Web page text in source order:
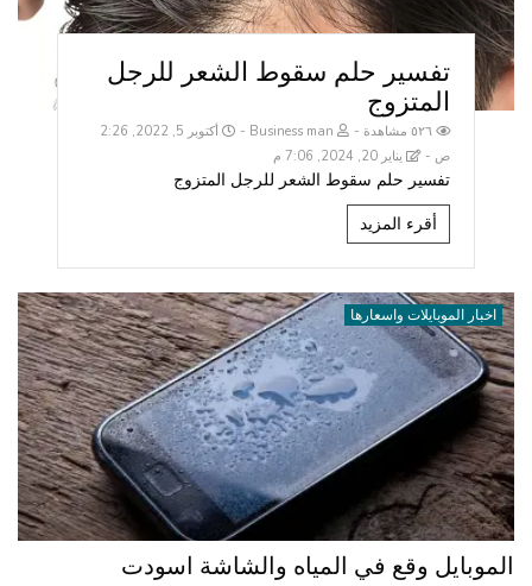
تفسير حلم سقوط الشعر للرجل
المتزوج
٥٢٦ مشاهدة
أكتوبر 5, 2022, 2:26
ص
يناير 20, 2024, 7:06 م
تفسير حلم سقوط الشعر للرجل المتزوج
أقرء المزيد
اخبار الموبايلات واسعارها
الموبايل وقع في المياه والشاشة اسودت